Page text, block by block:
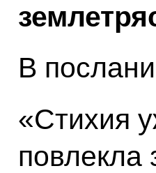
В
«Стихия
повлекла